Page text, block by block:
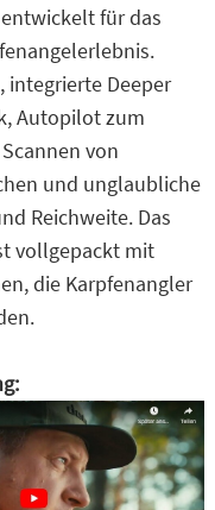
für das
integrierte Deeper
Autopilot zum
von
und unglaubliche
Reichweite. Das
vollgepackt mit
die Karpfenangler